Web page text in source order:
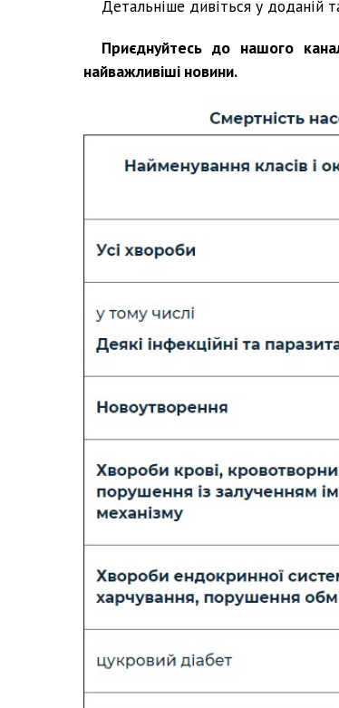
Детальніше дивіться у доданій
Приєднуйтесь до нашого
найважливіші новини.